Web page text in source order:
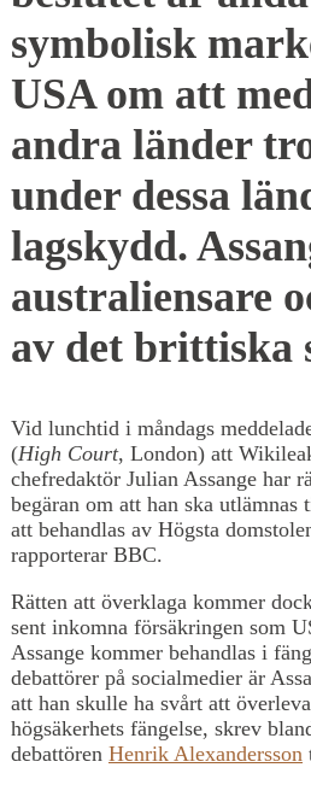
symbolisk
USA om att
andra länder
under dessa
lagskydd.
australiensare
av det brittiska
Vid lunchtid i måndags
(High Court, London) att
chefredaktör Julian Assange har
begäran om att han ska
att behandlas av Högsta
rapporterar BBC.
Rätten att överklaga kommer
sent inkomna försäkringen som
Assange kommer behandlas i
debattörer på socialmedier är
att han skulle ha svårt att
högsäkerhets fängelse, skrev
debattören Henrik Alexandersson